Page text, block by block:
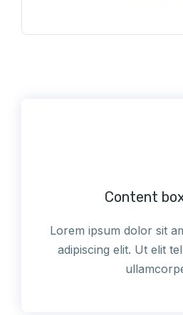
Content
Lorem ipsum dolor sit
adipiscing elit. Ut elit